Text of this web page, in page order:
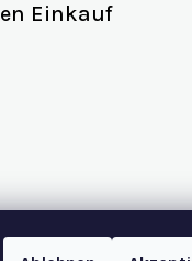
Einkauf